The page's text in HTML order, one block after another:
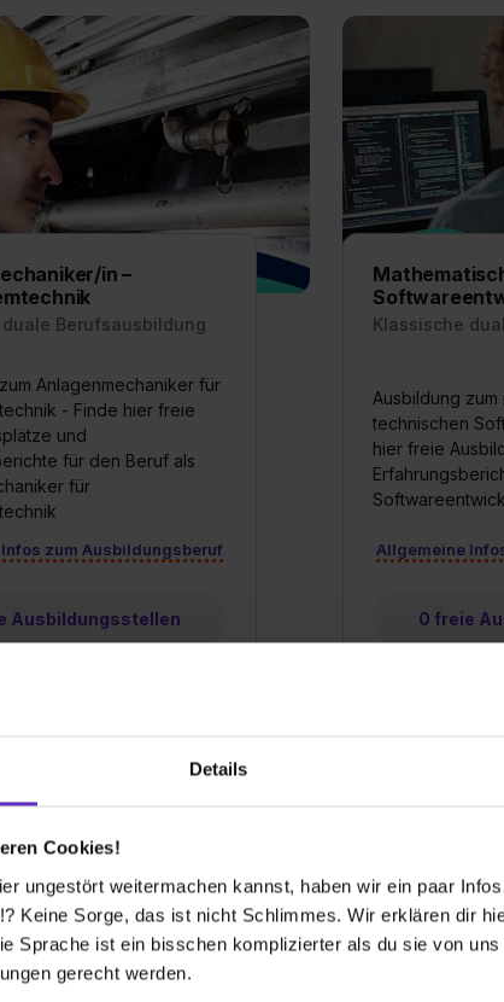
Details
Cookies!
ungestört weitermachen kannst, haben wir ein paar
Keine Sorge, das ist nicht Schlimmes. Wir erklären dir
Sprache ist ein bisschen komplizierter als du sie von
gerecht werden.
in –
Berufsausbildung
Anlagenmechaniker für
- Finde hier freie
und
für den Beruf als
für
zum Ausbildungsberuf
Ausbildungsstellen
Klassische
Ausbildung zum
technischen
hier freie
Allgemeine
0 freie
in für